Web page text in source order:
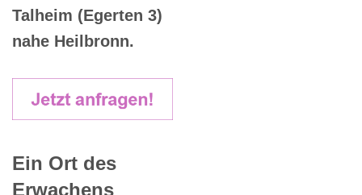
Talheim (Egerten 3)
nahe Heilbronn.
Ein Ort des
Erwachens